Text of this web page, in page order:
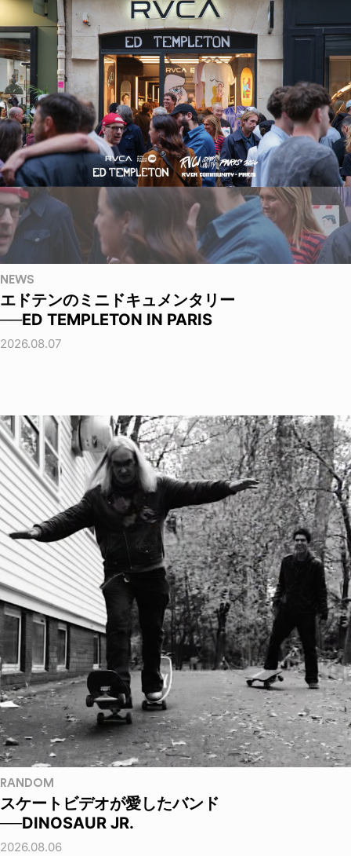
NEWS
エドテンのミニドキュメンタリー
──ED TEMPLETON IN PARIS
2026.08.07
RANDOM
スケートビデオが愛したバンド
──DINOSAUR JR.
2026.08.06